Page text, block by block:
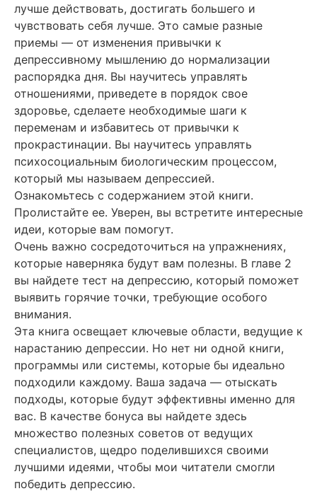
лучше действовать, достигать большего и
чувствовать себя лучше. Это самые разные
приемы — от изменения привычки к
депрессивному мышлению до нормализации
распорядка дня. Вы научитесь управлять
отношениями, приведете в порядок свое
здоровье, сделаете необходимые шаги к
переменам и избавитесь от привычки к
прокрастинации. Вы научитесь управлять
психосоциальным биологическим процессом,
который мы называем депрессией.
Ознакомьтесь с содержанием этой книги.
Пролистайте ее. Уверен, вы встретите интересные
идеи, которые вам помогут.
Очень важно сосредоточиться на упражнениях,
которые наверняка будут вам полезны. В главе 2
вы найдете тест на депрессию, который поможет
выявить горячие точки, требующие особого
внимания.
Эта книга освещает ключевые области, ведущие к
нарастанию депрессии. Но нет ни одной книги,
программы или системы, которые бы идеально
подходили каждому. Ваша задача — отыскать
подходы, которые будут эффективны именно для
вас. В качестве бонуса вы найдете здесь
множество полезных советов от ведущих
специалистов, щедро поделившихся своими
лучшими идеями, чтобы мои читатели смогли
победить депрессию.